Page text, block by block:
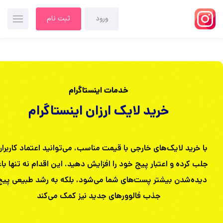
ورود ثبت نام
خدمات اینستاگرام
خرید لایک ارزان اینستاگرام
با خرید لایک‌های خارجی با قیمت مناسب، می‌توانید اعتماد
جلب کرده و اعتبار پیج خود را افزایش دهید. این اقدام نه تنها
دیده‌شدن بیشتر پست‌های شما می‌شود، بلکه به رشد طبیعی
جذب فالوورهای جدید نیز کمک می‌کند